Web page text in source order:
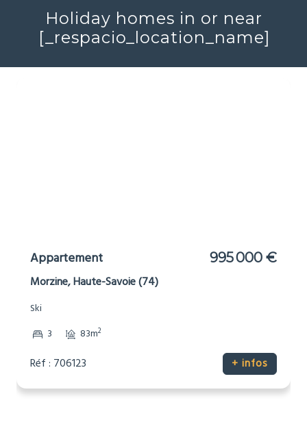
Holiday homes in or near
[_respacio_location_name]
Appartement 995 000 €
Morzine, Haute-Savoie (74)
Ski
3
83m2
Réf : 706123 + infos